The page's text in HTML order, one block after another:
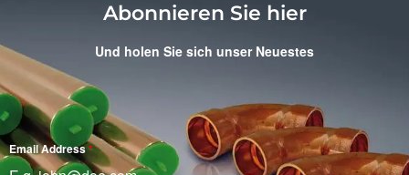
Abonnieren Sie hier
Und holen Sie sich unser Neuestes
Email Address*